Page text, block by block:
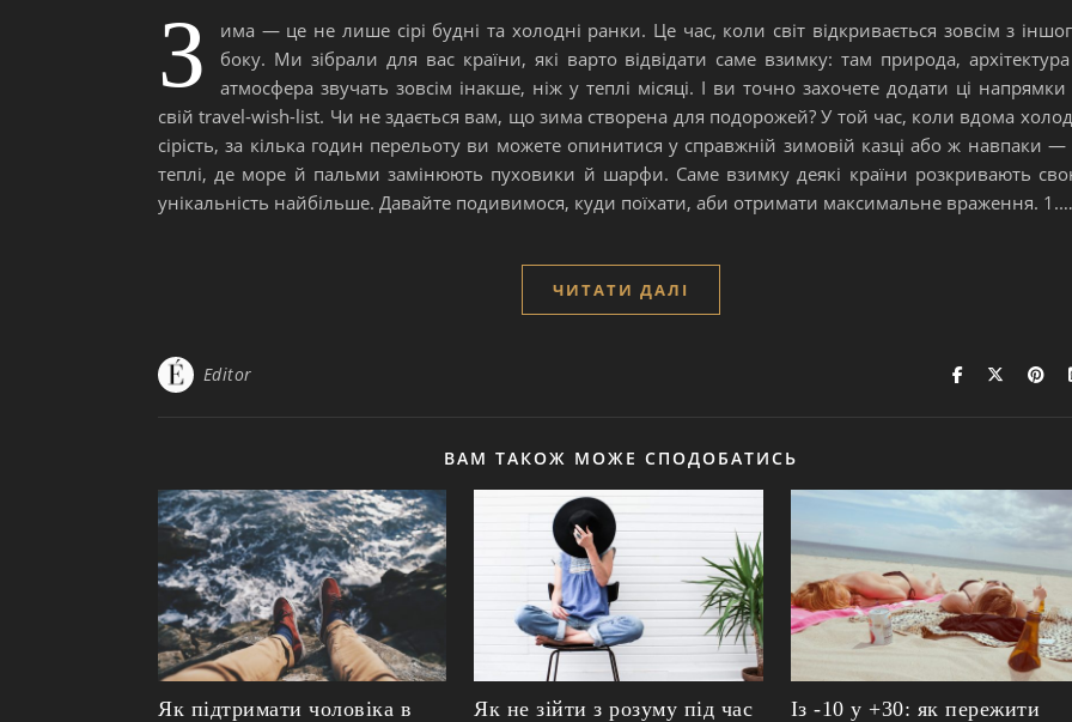
З
има — це не лише сірі будні та холодні ранки. Це час, коли світ відкривається зовсім з
боку. Ми зібрали для вас країни, які варто відвідати саме взимку: там природа, архітектура
атмосфера звучать зовсім інакше, ніж у теплі місяці. І ви точно захочете додати ці напрямки
свій travel-wish-list. Чи не здається вам, що зима створена для подорожей? У той час, коли вдома холод
сірість, за кілька годин перельоту ви можете опинитися у справжній зимовій казці або ж навпаки —
теплі, де море й пальми замінюють пуховики й шарфи. Саме взимку деякі країни розкривають
унікальність найбільше. Давайте подивимося, куди поїхати, аби отримати максимальне враження. 1.…
ЧИТАТИ ДАЛІ
Editor
ВАМ ТАКОЖ МОЖЕ СПОДОБАТИСЬ
Як підтримати чоловіка в
Як не зійти з розуму під час
Із -10 у +30: як пережити